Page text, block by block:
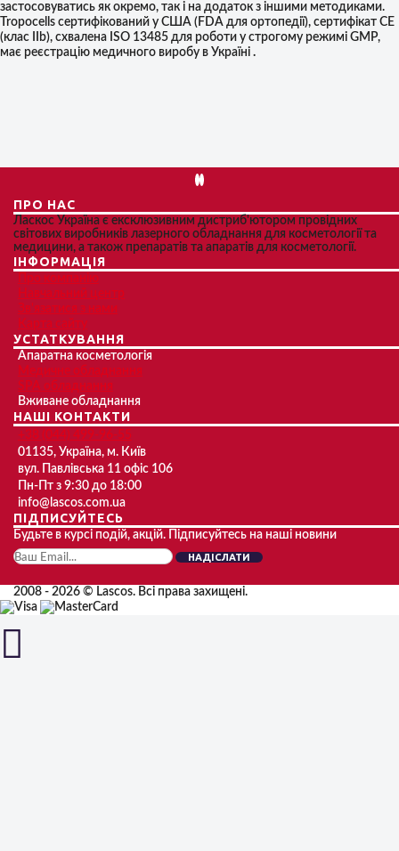
застосовуватись як окремо, так і на додаток з іншими методиками.
Tropocells сертифікований у США (FDA для ортопедії), сертифікат СЕ
(клас IIb), схвалена ISO 13485 для роботи у строгому режимі GMP,
має реєстрацію медичного виробу в Україні .
ПРО НАС
Ласкос Україна є ексклюзивним дистриб'ютором провідних
світових виробників лазерного обладнання для косметології та
медицини, а також препаратів та апаратів для косметології.
ІНФОРМАЦІЯ
Про компанію
Навчальний центр
Зв'язатися з нами
Карта сайту
УСТАТКУВАННЯ
Апаратна косметологія
Медичне обладнання
SPA обладнання
Вживане обладнання
НАШІ КОНТАКТИ
+38 (044) 499-96-55
01135, Україна, м. Київ
вул. Павлівська 11 офіс 106
Пн-Пт з 9:30 до 18:00
info@lascos.com.ua
ПІДПИСУЙТЕСЬ
Будьте в курсі подій, акцій. Підписуйтесь на наші новини
НАДІСЛАТИ
2008 - 2026 © Lascos. Всі права захищені.